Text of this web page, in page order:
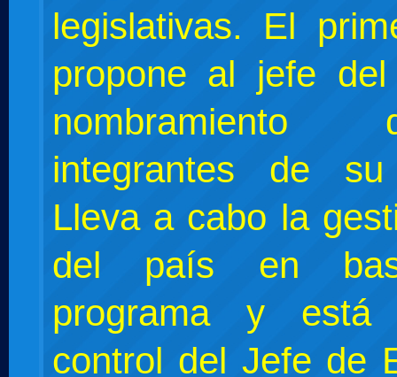
legislativas. El
propone al jefe
integrantes de su
Lleva a cabo la
del país en
programa y
control del Jefe de